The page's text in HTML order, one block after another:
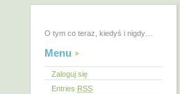
O tym co teraz, kiedyś i nigdy…
Menu
Zaloguj się
Entries RSS